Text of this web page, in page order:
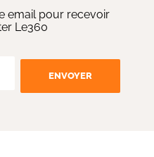
email pour recevoir
Le360
ENVOYER